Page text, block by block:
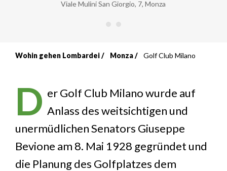
Viale Mulini San Giorgio, 7, Monza
Breadcrumb
Wohin gehen Lombardei Monza Golf Club Milano
D er Golf Club Milano wurde auf
Anlass des weitsichtigen und
unermüdlichen Senators Giuseppe
Bevione am 8. Mai 1928 gegründet und
die Planung des Golfplatzes dem